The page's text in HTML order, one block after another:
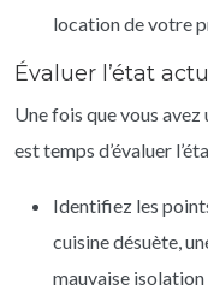
location de votre
Évaluer l’état
Une fois que vous
est temps d’évaluer
Identifiez les
cuisine désuète,
mauvaise isolation